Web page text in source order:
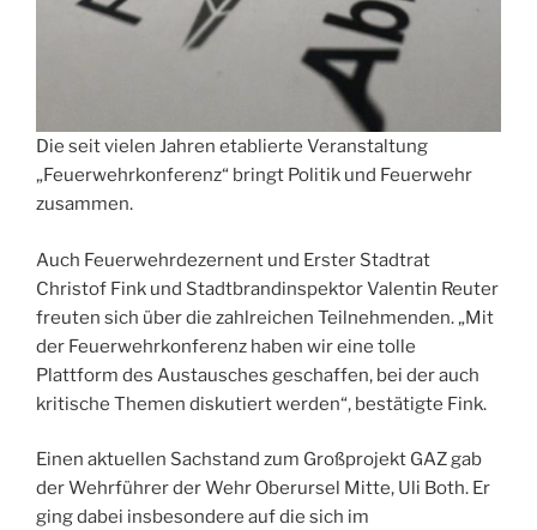
Die seit vielen Jahren etablierte Veranstaltung
„Feuerwehrkonferenz“ bringt Politik und Feuerwehr
zusammen.
Auch Feuerwehrdezernent und Erster Stadtrat
Christof Fink und Stadtbrandinspektor Valentin Reuter
freuten sich über die zahlreichen Teilnehmenden. „Mit
der Feuerwehrkonferenz haben wir eine tolle
Plattform des Austausches geschaffen, bei der auch
kritische Themen diskutiert werden“, bestätigte Fink.
Einen aktuellen Sachstand zum Großprojekt GAZ gab
der Wehrführer der Wehr Oberursel Mitte, Uli Both. Er
ging dabei insbesondere auf die sich im